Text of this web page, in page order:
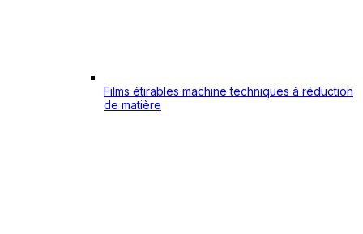
Films étirables machine techniques à réduction
de matière